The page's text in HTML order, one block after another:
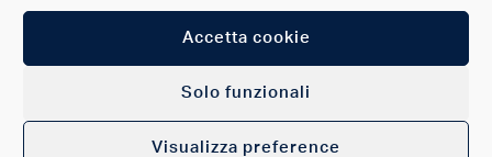
Accetta cookie
Solo funzionali
Visualizza preference
CONNECT